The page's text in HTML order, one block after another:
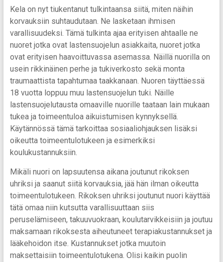
Kela on nyt tiukentanut tulkintaansa siitä, miten näihin
korvauksiin suhtaudutaan. Ne lasketaan ihmisen
varallisuudeksi. Tämä tulkinta ajaa erityisen ahtaalle ne
nuoret jotka ovat lastensuojelun asiakkaita, nuoret jotka
ovat erityisen haavoittuvassa asemassa. Näillä nuorilla on
usein rikkinäinen perhe ja tukiverkosto sekä monta
traumaattista tapahtumaa taakkanaan. Nuoren täyttäessä
18 vuotta loppuu muu lastensuojelun tuki. Näille
lastensuojelutausta omaaville nuorille taataan lain mukaan
tukea ja toimeentuloa aikuistumisen kynnyksellä.
Käytännössä tämä tarkoittaa sosiaaliohjauksen lisäksi
oikeutta toimeentulotukeen ja esimerkiksi
koulukustannuksiin.
Mikäli nuori on lapsuutensa aikana joutunut rikoksen
uhriksi ja saanut siitä korvauksia, jää hän ilman oikeutta
toimeentulotukeen. Rikoksen uhriksi joutunut nuori käyttää
tätä omaa niin kutsutta varallisuuttaan siis
peruselämiseen, takuuvuokraan, koulutarvikkeisiin ja joutuu
maksamaan rikoksesta aiheutuneet terapiakustannukset ja
lääkehoidon itse. Kustannukset jotka muutoin
maksettaisiin toimeentulotukena. Olisi kaikin puolin